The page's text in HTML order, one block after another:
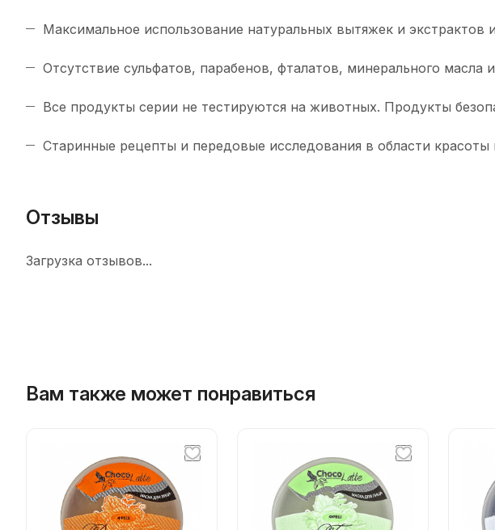
Максимальное использование натуральных вытяжек и экстрактов
Отсутствие сульфатов, парабенов, фталатов, минерального масла
Все продукты серии не тестируются на животных. Продукты
Старинные рецепты и передовые исследования в области красоты
Отзывы
Загрузка отзывов...
Вам также может понравиться